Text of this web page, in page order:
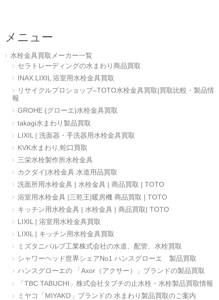
メニュー
水栓金具買取メーカー一覧
セラトレーディングの水まわり商品買取
INAX.LIXIL 浴室用水栓金具買取
リサイクルプロショップ–TOTO水栓金具買取|買取比較・製品情
報
GROHE (グローエ)水栓金具買取
takagi水まわり製品買取
LIXIL | 洗面器・手洗器用水栓金具買取
KVK水まわり,蛇口買取
三栄水栓製作所水栓金具
カクダイ|水栓金具.水道用品買取
洗面所用水栓金具 | 水栓金具 | 商品買取 | TOTO
浴室用水栓金具 |三乾王|暖房機 商品買取 | TOTO
キッチン用水栓金具 | 水栓金具 | 商品買取| TOTO
LIXIL | 浴室用水栓金具買取
LIXIL | キッチン用水栓金具買取
ミズタニバルブ工業株式会社の水道、配管、水栓買取
シャワーヘッド世界シェアNo1 ハンスグローエ 製品買取
ハンスグローエの 「Axor（アクサー）」ブランドの製品買取
「TBC TABUCHI」株式会社タブチの止水栓・水栓製品買取情報
ミヤコ「MIYAKO」ブランドの 水まわり製品買取のご案内